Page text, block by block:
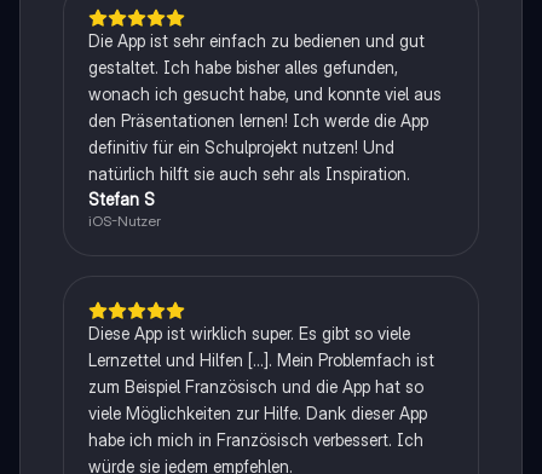
Die App ist sehr einfach zu bedienen und gut
gestaltet. Ich habe bisher alles gefunden,
wonach ich gesucht habe, und konnte viel aus
den Präsentationen lernen! Ich werde die App
definitiv für ein Schulprojekt nutzen! Und
natürlich hilft sie auch sehr als Inspiration.
Stefan S
iOS-Nutzer
Diese App ist wirklich super. Es gibt so viele
Lernzettel und Hilfen [...]. Mein Problemfach ist
zum Beispiel Französisch und die App hat so
viele Möglichkeiten zur Hilfe. Dank dieser App
habe ich mich in Französisch verbessert. Ich
würde sie jedem empfehlen.